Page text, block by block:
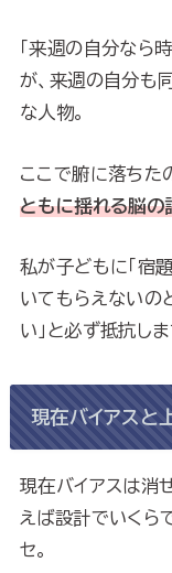
「来週の自分なら
が、来週の自分も
な人物。
ここで腑に落ちた
ともに揺れる脳の
私が子どもに「宿
いてもらえないの
い」と必ず抵抗しま
現在バイアスと
現在バイアスは消
えば設計でいくら
セ。